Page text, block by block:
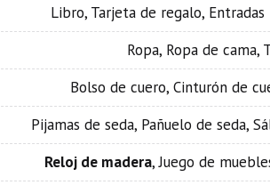
Libro, Tarjeta de regalo,
Ropa, Ropa de cama,
Bolso de cuero, Cinturón de
Pijamas de seda, Pañuelo de seda,
Reloj de madera, Juego de